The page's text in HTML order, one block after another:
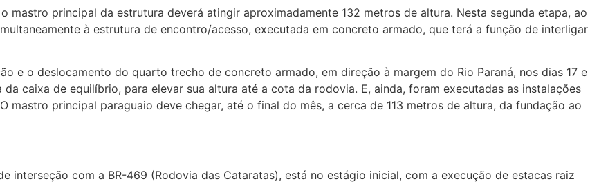
mastro principal da estrutura deverá atingir aproximadamente 132 metros de altura. Nesta segunda etapa, ao
à estrutura de encontro/acesso, executada em concreto armado, que terá a função de interligar
e o deslocamento do quarto trecho de concreto armado, em direção à margem do Rio Paraná, nos dias 17 e
caixa de equilíbrio, para elevar sua altura até a cota da rodovia. E, ainda, foram executadas as instalações
mastro principal paraguaio deve chegar, até o final do mês, a cerca de 113 metros de altura, da fundação ao
interseção com a BR-469 (Rodovia das Cataratas), está no estágio inicial, com a execução de estacas raiz